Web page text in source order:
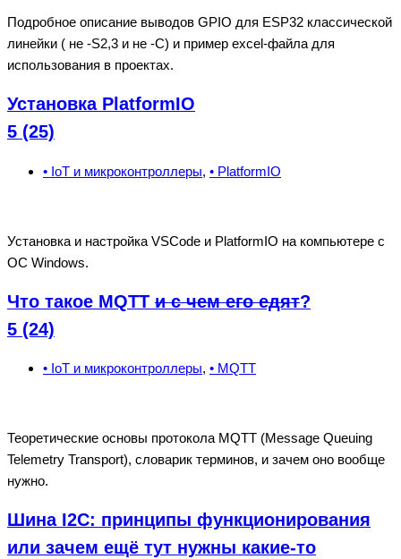
Подробное описание выводов GPIO для ESP32 классической
линейки ( не -S2,3 и не -С) и пример excel-файла для
использования в проектах.
Установка PlatformIO
5 (25)
• IoT и микроконтроллеры, • PlatformIO
Установка и настройка VSCode и PlatformIO на компьютере с
OC Windows.
Что такое MQTT и с чем его едят?
5 (24)
• IoT и микроконтроллеры, • MQTT
Теоретические основы протокола MQTT (Message Queuing
Telemetry Transport), словарик терминов, и зачем оно вообще
нужно.
Шина I2C: принципы функционирования
или зачем ещё тут нужны какие-то